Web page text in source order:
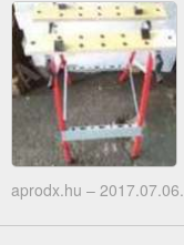
aprodx.hu – 2017.07.06.